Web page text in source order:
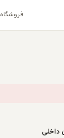
فروشگاه
داخلی